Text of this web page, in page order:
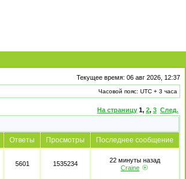
Текущее время: 06 авг 2026, 12:37
Часовой пояс: UTC + 3 часа
На страницу 1, 2, 3 След.
Ответы Просмотры
Последнее сообщение
5601 1535234
22 минуты назад
Craine